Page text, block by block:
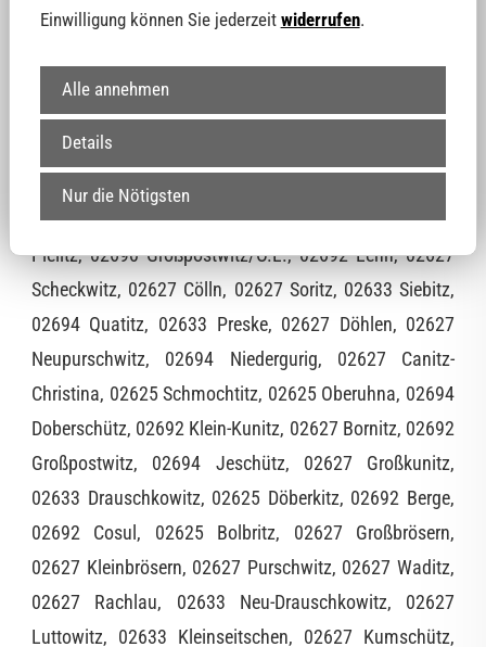
Mehltheuer, 02625 Großwelka, 02627 Kreckwitz, 02694
02627 Blösa, 02692 Obergurig, 02733 Czorneboh,
02692 Gnaschwitz, 02694 Dahlowitz, 02627 Litten,
02692 Schwarznaußlitz, 02692 Kleindöbschütz, 02692
Mönchswalde, 02633 Kleinförstchen, 02627 Weißig,
02625 Bloaschütz, 02633 Neu-Bloaschütz, 02627
Pielitz, 02690 Großpostwitz/O.L., 02692 Lehn, 02627
Scheckwitz, 02627 Cölln, 02627 Soritz, 02633 Siebitz,
02694 Quatitz, 02633 Preske, 02627 Döhlen, 02627
Neupurschwitz, 02694 Niedergurig, 02627 Canitz-
Christina, 02625 Schmochtitz, 02625 Oberuhna, 02694
Doberschütz, 02692 Klein-Kunitz, 02627 Bornitz, 02692
Großpostwitz, 02694 Jeschütz, 02627 Großkunitz,
02633 Drauschkowitz, 02625 Döberkitz, 02692 Berge,
02692 Cosul, 02625 Bolbritz, 02627 Großbrösern,
02627 Kleinbrösern, 02627 Purschwitz, 02627 Waditz,
02627 Rachlau, 02633 Neu-Drauschkowitz, 02627
Luttowitz, 02633 Kleinseitschen, 02627 Kumschütz,
Einwilligung können Sie jederzeit widerrufen.
Alle annehmen
Details
Nur die Nötigsten